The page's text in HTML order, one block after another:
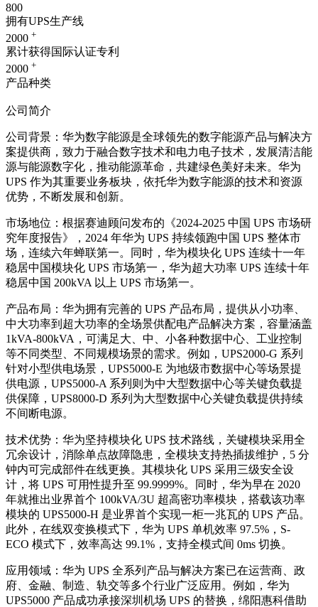
800
拥有UPS生产线
2000 +
累计获得国际认证专利
2000 +
产品种类
公司简介
公司背景：华为数字能源是全球领先的数字能源产品与解决方
案提供商，致力于融合数字技术和电力电子技术，发展清洁能
源与能源数字化，推动能源革命，共建绿色美好未来。华为
UPS 作为其重要业务板块，依托华为数字能源的技术和资源
优势，不断发展和创新。
市场地位：根据赛迪顾问发布的《2024-2025 中国 UPS 市场研
究年度报告》，2024 年华为 UPS 持续领跑中国 UPS 整体市
场，连续六年蝉联第一。同时，华为模块化 UPS 连续十一年
稳居中国模块化 UPS 市场第一，华为超大功率 UPS 连续十年
稳居中国 200kVA 以上 UPS 市场第一。
产品布局：华为拥有完善的 UPS 产品布局，提供从小功率、
中大功率到超大功率的全场景供配电产品解决方案，容量涵盖
1kVA-800kVA，可满足大、中、小各种数据中心、工业控制
等不同类型、不同规模场景的需求。例如，UPS2000-G 系列
针对小型供电场景，UPS5000-E 为地级市数据中心等场景提
供电源，UPS5000-A 系列则为中大型数据中心等关键负载提
供保障，UPS8000-D 系列为大型数据中心关键负载提供持续
不间断电源。
技术优势：华为坚持模块化 UPS 技术路线，关键模块采用全
冗余设计，消除单点故障隐患，全模块支持热插拔维护，5 分
钟内可完成部件在线更换。其模块化 UPS 采用三级安全设
计，将 UPS 可用性提升至 99.9999%。同时，华为早在 2020
年就推出业界首个 100kVA/3U 超高密功率模块，搭载该功率
模块的 UPS5000-H 是业界首个实现一柜一兆瓦的 UPS 产品。
此外，在线双变换模式下，华为 UPS 单机效率 97.5%，S-
ECO 模式下，效率高达 99.1%，支持全模式间 0ms 切换。
应用领域：华为 UPS 全系列产品与解决方案已在运营商、政
府、金融、制造、轨交等多个行业广泛应用。例如，华为
UPS5000 产品成功承接深圳机场 UPS 的替换，绵阳惠科借助